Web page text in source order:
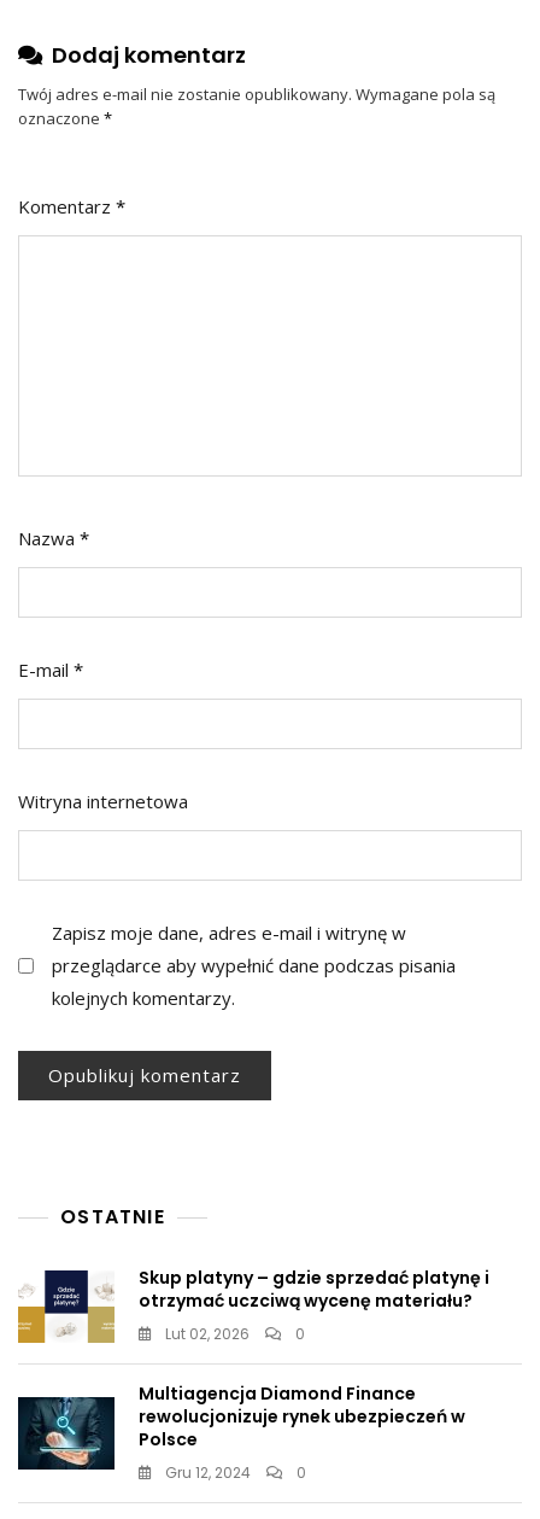
Dodaj komentarz
Twój adres e-mail nie zostanie opublikowany. Wymagane pola są
oznaczone *
Komentarz *
Nazwa *
E-mail *
Witryna internetowa
Zapisz moje dane, adres e-mail i witrynę w
przeglądarce aby wypełnić dane podczas pisania
kolejnych komentarzy.
OSTATNIE
Skup platyny – gdzie sprzedać platynę i
otrzymać uczciwą wycenę materiału?
Lut 02, 2026 0
Multiagencja Diamond Finance
rewolucjonizuje rynek ubezpieczeń w
Polsce
Gru 12, 2024 0